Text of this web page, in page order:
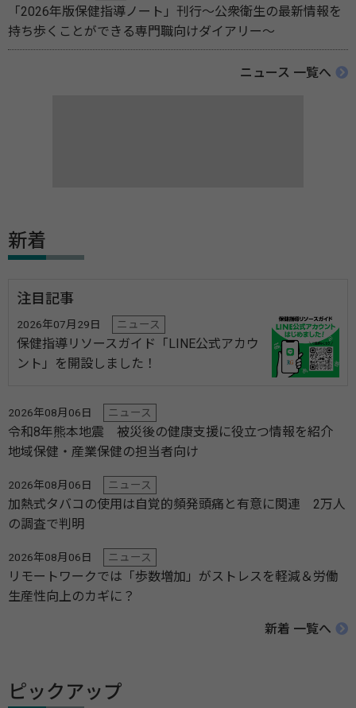
「2026年版保健指導ノート」刊行～公衆衛生の最新情報を
持ち歩くことができる専門職向けダイアリー～
ニュース 一覧へ
新着
注目記事
2026年07月29日 ニュース
保健指導リソースガイド「LINE公式アカウ
ント」を開設しました！
2026年08月06日 ニュース
令和8年熊本地震 被災後の健康支援に役立つ情報を紹介
地域保健・産業保健の担当者向け
2026年08月06日 ニュース
加熱式タバコの使用は自覚的頻発頭痛と有意に関連 2万人
の調査で判明
2026年08月06日 ニュース
リモートワークでは「歩数増加」がストレスを軽減＆労働
生産性向上のカギに？
新着 一覧へ
ピックアップ